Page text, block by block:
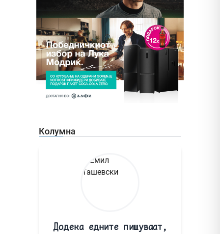
Колумна
Додека едните пишуваат,